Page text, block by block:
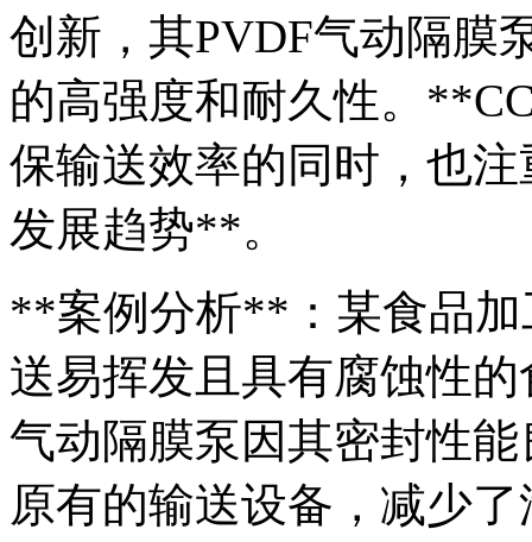
创新，其PVDF气动隔膜
的高强度和耐久性。
保输送效率的同时，也
发展趋势**。
**案例分析**：某食品加
送易挥发且具有腐蚀性
气动隔膜泵因其密封性
原有的输送设备，减少